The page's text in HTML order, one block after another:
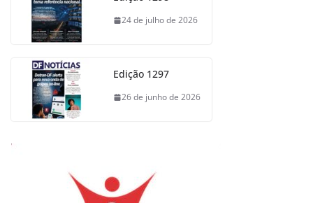
24 de julho de 2026
Edição 1297
26 de junho de 2026